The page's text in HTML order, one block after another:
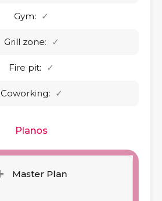
Gym: ✓
Grill zone: ✓
Fire pit: ✓
Coworking: ✓
Planos
Master Plan